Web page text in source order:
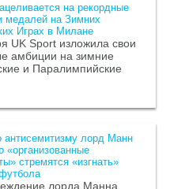
на рекордные
медалей на Зимних
Играх в Милане
UK Sport изложила свои
амбиции на зимние
и Паралимпийские
антисемитизму лорд Манн
«организованные
стремятся «изгнать»
лорда Манна